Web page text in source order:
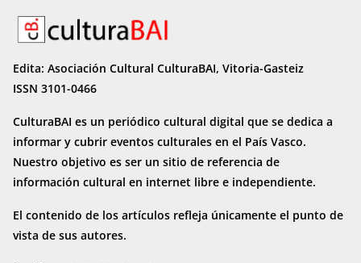
Edita: Asociación Cultural CulturaBAI, Vitoria-Gasteiz
ISSN 3101-0466
CulturaBAI es un periódico cultural digital que se dedica a
informar y cubrir eventos culturales en el País Vasco.
Nuestro objetivo es ser un sitio de referencia de
información cultural en internet libre e independiente.
El contenido de los artículos refleja únicamente el punto de
vista de sus autores.